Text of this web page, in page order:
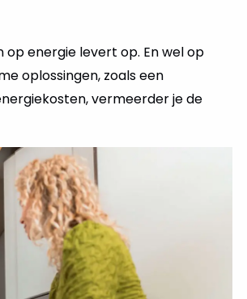
op energie levert op. En wel op
oplossingen, zoals een
vermeerder je de